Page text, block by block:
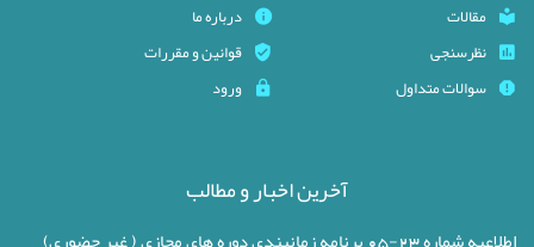
مقالات
درباره ما
نظرسنجی
قوانین و مقررات
سوالات متداول
ورود
آخرین اخبار و مطالب